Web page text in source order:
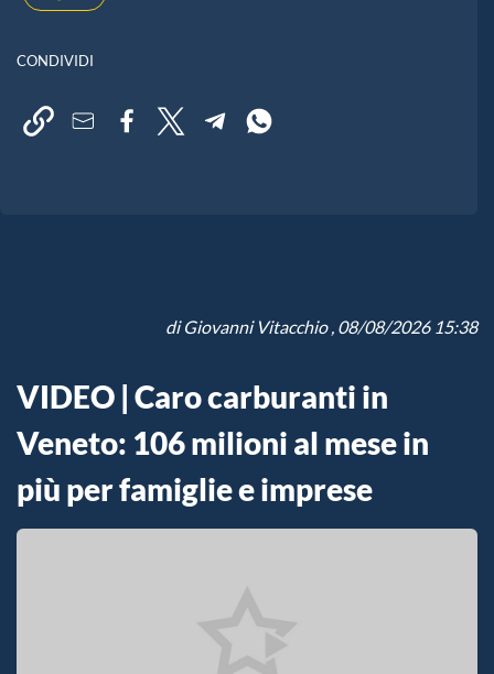
CONDIVIDI
diGiovanni Vitacchio, 08/08/2026 15:38
VIDEO | Caro carburanti in
Veneto: 106 milioni al mese in
più per famiglie e imprese